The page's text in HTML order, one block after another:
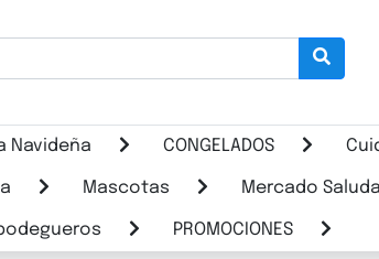
Navideña CONGELADOS
Mascotas Mercado
PROMOCIONES